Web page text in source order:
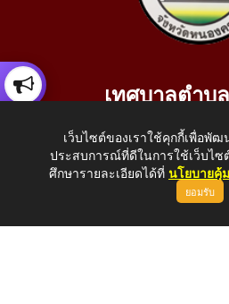
เทศบาลตำบ
อ.เมือง จ.หนองค
โทรศัพท์: 042-414758 โท
E-Mail:
เว็บไซต์ของเราใช้คุกกี้เพื่อพั
ประสบการณ์ที่ดีในการใช้เว็บไ
ศึกษารายละเอียดได้ที่ นโยบายคุ้
ยอมรับ